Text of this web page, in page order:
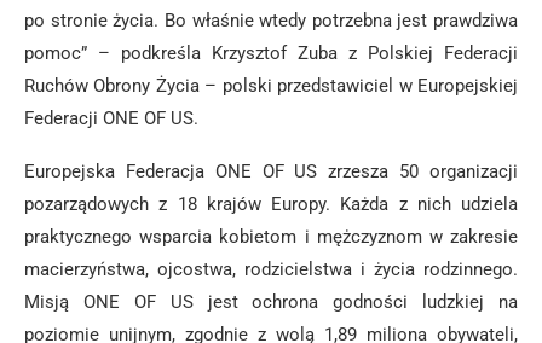
po stronie życia. Bo właśnie wtedy potrzebna jest prawdziwa
pomoc” – podkreśla Krzysztof Zuba z Polskiej Federacji
Ruchów Obrony Życia – polski przedstawiciel w Europejskiej
Federacji ONE OF US.
Europejska Federacja ONE OF US zrzesza 50 organizacji
pozarządowych z 18 krajów Europy. Każda z nich udziela
praktycznego wsparcia kobietom i mężczyznom w zakresie
macierzyństwa, ojcostwa, rodzicielstwa i życia rodzinnego.
Misją ONE OF US jest ochrona godności ludzkiej na
poziomie unijnym, zgodnie z wolą 1,89 miliona obywateli,